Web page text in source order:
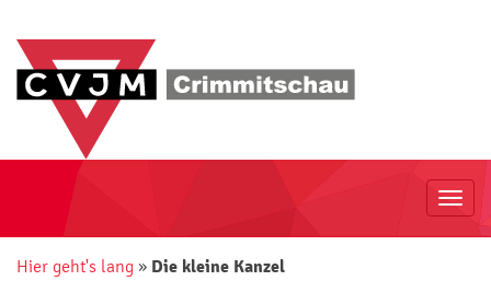
Hier geht's lang » Die kleine Kanzel